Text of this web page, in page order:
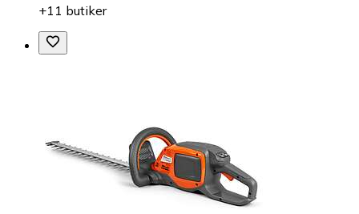
+11 butiker